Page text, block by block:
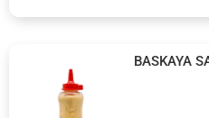
BASKAYA